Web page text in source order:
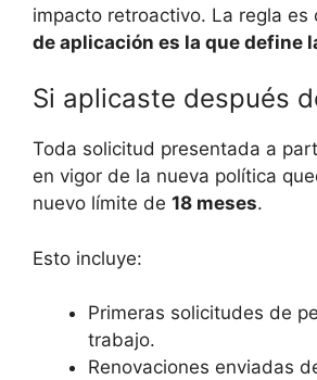
impacto retroactivo. La regla es
de aplicación es la que define
Si aplicaste después
Toda solicitud presentada a
en vigor de la nueva política
nuevo límite de 18 meses.
Esto incluye:
Primeras solicitudes de
trabajo.
Renovaciones enviadas